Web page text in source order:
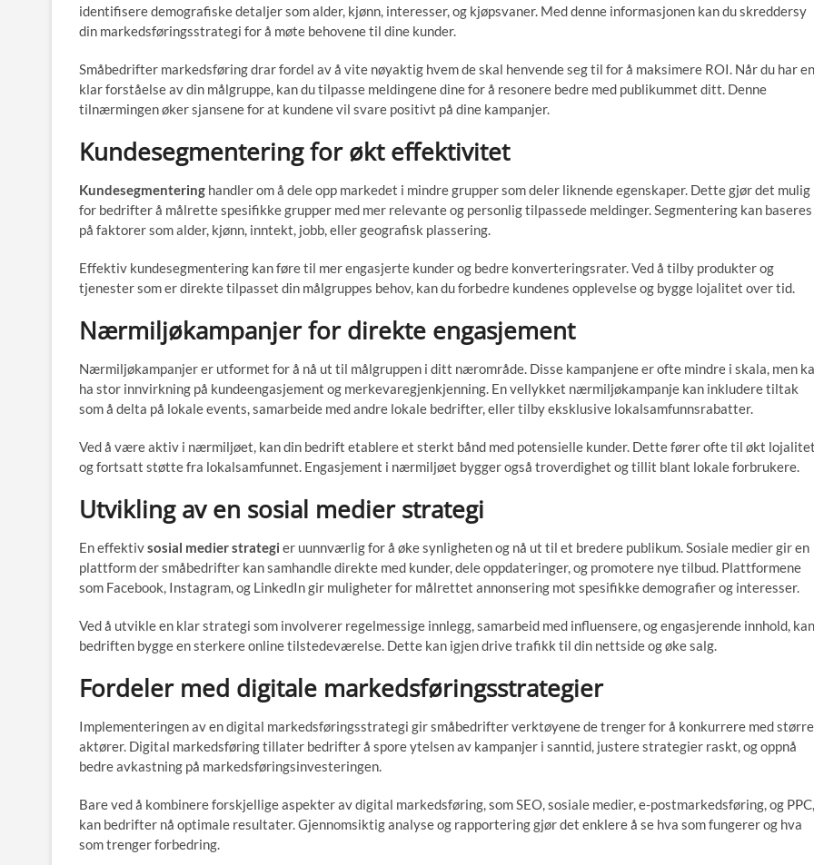
identifisere demografiske detaljer som alder, kjønn, interesser, og kjøpsvaner. Med denne informasjonen kan du skreddersy
din markedsføringsstrategi for å møte behovene til dine kunder.
Småbedrifter markedsføring drar fordel av å vite nøyaktig hvem de skal henvende seg til for å maksimere ROI. Når du har en
klar forståelse av din målgruppe, kan du tilpasse meldingene dine for å resonere bedre med publikummet ditt. Denne
tilnærmingen øker sjansene for at kundene vil svare positivt på dine kampanjer.
Kundesegmentering for økt effektivitet
Kundesegmentering handler om å dele opp markedet i mindre grupper som deler liknende egenskaper. Dette gjør det mulig
for bedrifter å målrette spesifikke grupper med mer relevante og personlig tilpassede meldinger. Segmentering kan baseres
på faktorer som alder, kjønn, inntekt, jobb, eller geografisk plassering.
Effektiv kundesegmentering kan føre til mer engasjerte kunder og bedre konverteringsrater. Ved å tilby produkter og
tjenester som er direkte tilpasset din målgruppes behov, kan du forbedre kundenes opplevelse og bygge lojalitet over tid.
Nærmiljøkampanjer for direkte engasjement
Nærmiljøkampanjer er utformet for å nå ut til målgruppen i ditt nærområde. Disse kampanjene er ofte mindre i skala, men
ha stor innvirkning på kundeengasjement og merkevaregjenkjenning. En vellykket nærmiljøkampanje kan inkludere tiltak
som å delta på lokale events, samarbeide med andre lokale bedrifter, eller tilby eksklusive lokalsamfunnsrabatter.
Ved å være aktiv i nærmiljøet, kan din bedrift etablere et sterkt bånd med potensielle kunder. Dette fører ofte til økt
og fortsatt støtte fra lokalsamfunnet. Engasjement i nærmiljøet bygger også troverdighet og tillit blant lokale forbrukere.
Utvikling av en sosial medier strategi
En effektivsosial medier strategi er uunnværlig for å øke synligheten og nå ut til et bredere publikum. Sosiale medier gir en
plattform der småbedrifter kan samhandle direkte med kunder, dele oppdateringer, og promotere nye tilbud. Plattformene
som Facebook, Instagram, og LinkedIn gir muligheter for målrettet annonsering mot spesifikke demografier og interesser.
Ved å utvikle en klar strategi som involverer regelmessige innlegg, samarbeid med influensere, og engasjerende innhold, kan
bedriften bygge en sterkere online tilstedeværelse. Dette kan igjen drive trafikk til din nettside og øke salg.
Fordeler med digitale markedsføringsstrategier
Implementeringen av en digital markedsføringsstrategi gir småbedrifter verktøyene de trenger for å konkurrere med større
aktører. Digital markedsføring tillater bedrifter å spore ytelsen av kampanjer i sanntid, justere strategier raskt, og oppnå
bedre avkastning på markedsføringsinvesteringen.
Bare ved å kombinere forskjellige aspekter av digital markedsføring, som SEO, sosiale medier, e-postmarkedsføring, og PPC,
kan bedrifter nå optimale resultater. Gjennomsiktig analyse og rapportering gjør det enklere å se hva som fungerer og hva
som trenger forbedring.